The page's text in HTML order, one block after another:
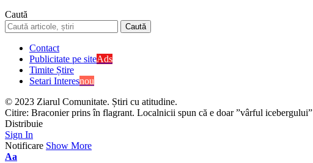
Caută
Contact
Publicitate pe siteAds
Timite Știre
Setari Interesnou
© 2023 Ziarul Comunitate. Știri cu atitudine.
Citire: Braconier prins în flagrant. Localnicii spun că e doar ”vârful icebergului”
Distribuie
Sign In
Notificare Show More
Aa